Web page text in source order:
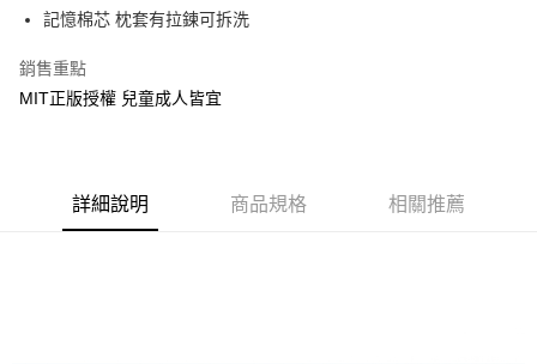
Google Pay
ATM付款
每筆NT$60，滿NT$699(含以上)免運費
記憶棉芯 枕套有拉鍊可拆洗
銷售重點
MIT正版授權 兒童成人皆宜
詳細說明 商品規格 相關推薦